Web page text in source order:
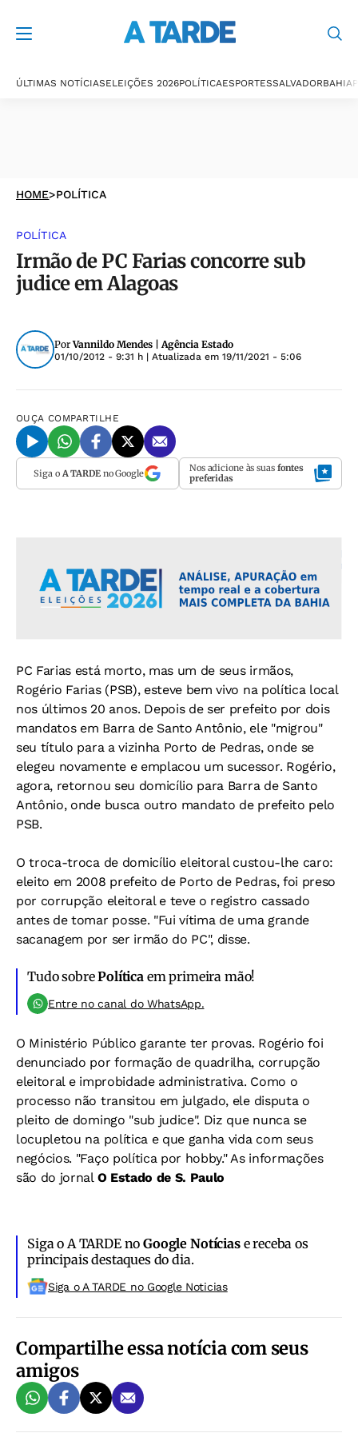
ÚLTIMAS NOTÍCIASELEIÇÕES 2026POLÍTICAESPORTESSALVADORBAHIA
HOME>POLÍTICA
POLÍTICA
Irmão de PC Farias concorre sub
judice em Alagoas
PorVannildo Mendes | Agência Estado
01/10/2012 - 9:31 h | Atualizada em 19/11/2021 - 5:06
OUÇA COMPARTILHE
Siga o A TARDEno Google Nos adicione às suas fontes
preferidas
PC Farias está morto, mas um de seus irmãos,
Rogério Farias (PSB), esteve bem vivo na política local
nos últimos 20 anos. Depois de ser prefeito por dois
mandatos em Barra de Santo Antônio, ele "migrou"
seu título para a vizinha Porto de Pedras, onde se
elegeu novamente e emplacou um sucessor. Rogério,
agora, retornou seu domicílio para Barra de Santo
Antônio, onde busca outro mandato de prefeito pelo
PSB.
O troca-troca de domicílio eleitoral custou-lhe caro:
eleito em 2008 prefeito de Porto de Pedras, foi preso
por corrupção eleitoral e teve o registro cassado
antes de tomar posse. "Fui vítima de uma grande
sacanagem por ser irmão do PC", disse.
Tudo sobrePolítica em primeira mão!
Entre no canal do WhatsApp.
O Ministério Público garante ter provas. Rogério foi
denunciado por formação de quadrilha, corrupção
eleitoral e improbidade administrativa. Como o
processo não transitou em julgado, ele disputa o
pleito de domingo "sub judice". Diz que nunca se
locupletou na política e que ganha vida com seus
negócios. "Faço política por hobby."As informações
são do jornal O Estado de S. Paulo
Siga o A TARDE noGoogle Notíciase receba os
principais destaques do dia.
Siga o A TARDE no Google Noticias
Compartilhe essa notícia com seus
amigos